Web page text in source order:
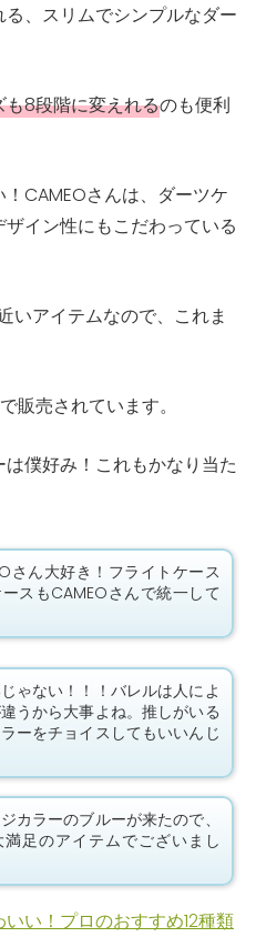
、スリムでシンプルなダー
8段階に変えれるのも便利
CAMEOさんは、ダーツケ
イン性にもこだわっている
いアイテムなので、これま
販売されています。
僕好み！これもかなり当た
さん大好き！フライトケース
スもCAMEOさんで統一して
ゃない！！！バレルは人によ
うから大事よね。推しがいる
ーをチョイスしてもいいんじ
カラーのブルーが来たので、
満足のアイテムでございまし
いい！プロのおすすめ12種類